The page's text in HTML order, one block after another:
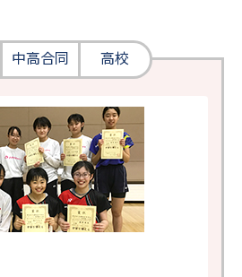
中高合同 高校